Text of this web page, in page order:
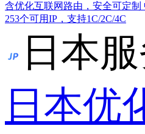
含优化互联网路由，安全可定制
253个可用IP，支持1C/2C/4C
日本
日本优